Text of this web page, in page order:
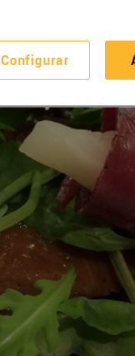
Configurar